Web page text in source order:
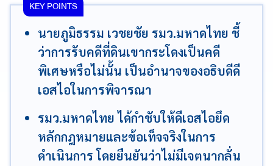
KEY POINTS
นายภูมิธรรม เวชยชัย รมว.มหาดไทย ชี้
ว่าการรับคดีที่ดินเขากระโดงเป็นคดี
พิเศษหรือไม่นั้น เป็นอำนาจของอธิบดีดี
เอสไอในการพิจารณา
รมว.มหาดไทย ได้กำชับให้ดีเอสไอยึด
หลักกฎหมายและข้อเท็จจริงในการ
ดำเนินการ โดยยืนยันว่าไม่มีเจตนากลั่น